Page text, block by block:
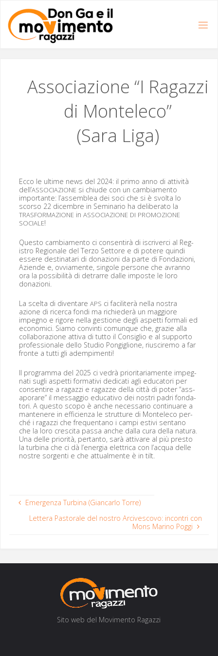
contenuto
Associazione “I Ragazzi
di Monteleco”
(Sara Liga)
Ecco le ultime news del 2024: il pri­mo anno di attiv­ità
dell’ASSOCIAZIONEsi chi­ude con un cam­bi­a­men­to
impor­tante: l’assemblea dei soci che si è svol­ta lo
scor­so 22 dicem­bre in Sem­i­nario ha delib­er­a­to la
TRASFORMAZIONEin ASSOCIAZIONE DI PROMOZIONE
SOCIALE!
Questo cam­bi­a­men­to ci con­sen­tirà di iscriver­ci al Reg­
istro Regionale del Ter­zo Set­tore e di potere quin­di
essere des­ti­natari di don­azioni da parte di Fon­dazioni,
Aziende e, ovvi­a­mente, sin­gole per­sone che avran­no
ora la pos­si­bil­ità di detrarre dalle imposte le loro
donazioni.
La scelta di diventare APS ci faciliterà nel­la nos­tra
azione di ricer­ca fon­di ma richiederà un mag­giore
impeg­no e rig­ore nel­la ges­tione degli aspet­ti for­mali ed
eco­nomi­ci. Siamo con­vin­ti comunque che, gra­zie alla
col­lab­o­razione atti­va di tut­to il Con­siglio e al sup­por­to
pro­fes­sion­ale del­lo Stu­dio Pongiglione, rius­cire­mo a far
fronte a tut­ti gli adempimenti!
Il pro­gram­ma del 2025 ci vedrà pri­or­i­tari­a­mente impeg­
nati sug­li aspet­ti for­ma­tivi ded­i­cati agli edu­ca­tori per
con­sen­tire a ragazzi e ragazze del­la cit­tà di pot­er “ass­
apo­rare” il mes­sag­gio educa­ti­vo dei nos­tri padri fonda­
tori. A questo scopo è anche nec­es­sario con­tin­uare a
man­tenere in effi­cien­za le strut­ture di Mon­t­ele­co per­
ché i ragazzi che fre­quen­tano i campi estivi sen­tano
che la loro cresci­ta pas­sa anche dal­la cura del­la natu­ra.
Una delle pri­or­ità, per­tan­to, sarà atti­vare al più presto
la turbina che ci dà l’energia elet­tri­ca con l’acqua delle
nos­tre sor­gen­ti e che attual­mente è in tilt.
Emergenza Turbina (Giancarlo Torre)
Lettera Pastorale del nostro Arcivescovo: incontri con
Mons Marino Poggi
Sito web del Movi­men­to Ragazzi